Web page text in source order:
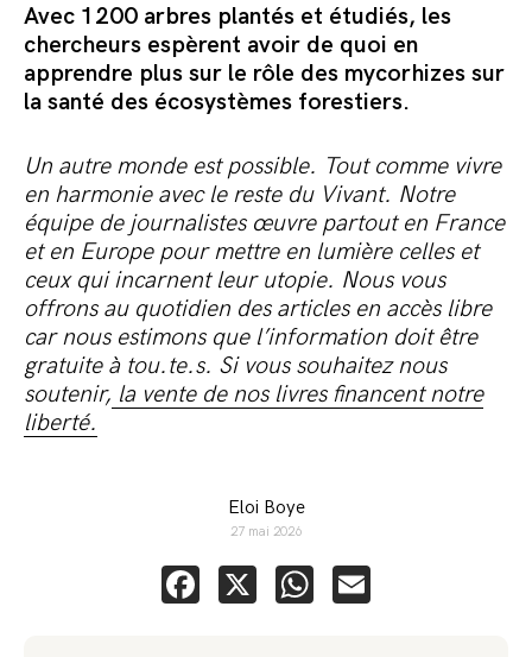
Avec 1200 arbres plantés et étudiés, les
chercheurs espèrent avoir de quoi en
apprendre plus sur le rôle des mycorhizes sur
la santé des écosystèmes forestiers.
Un autre monde est possible. Tout comme vivre
en harmonie avec le reste du Vivant. Notre
équipe de journalistes œuvre partout en France
et en Europe pour mettre en lumière celles et
ceux qui incarnent leur utopie. Nous vous
offrons au quotidien des articles en accès libre
car nous estimons que l’information doit être
gratuite à tou.te.s. Si vous souhaitez nous
soutenir, la vente de nos livres financent notre
liberté.
Eloi Boye
27 mai 2026
Facebook
X WhatsApp